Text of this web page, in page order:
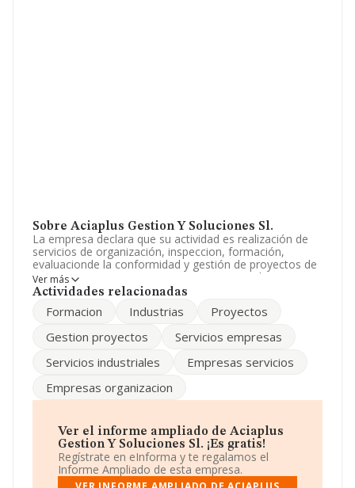
Sobre Aciaplus Gestion Y Soluciones Sl.
La empresa declara que su actividad es realización de
servicios de organización, inspeccion, formación,
evaluacionde la conformidad y gestión de proyectos de
empresas. La empresa aparece inscrita en el Registro
Mercantil como Sociedad Limitada. Clasifica su actividad
tiene actividad en mercados exteriores.
La compañíaAciaplus Gestión y Soluciones S.L
(28005), en el municipio de Madrid, Madrid.
En relación con el sector y disponiendo de los datos de
hasta 72.271 empresas, la facturación en el ámbito
estima que el promedio de la facturación entre todas
las empresas es de 210 mil euros. En cuanto a la
información relativa a la provincia de Madrid, en la base
de datos INFORMA constan 24646 empresas, cuyas
ventas han obtenido los 8.058 millones de euros. Con el
Ver más
Actividades relacionadas
Formacion Industrias
Proyectos
Gestion proyectos
Servicios empresas
Servicios industriales
Empresas servicios
Empresas organizacion
Ver el informe ampliado de Aciaplus
Gestion Y Soluciones Sl. ¡Es gratis!
Regístrate en eInforma y te regalamos el
Informe Ampliado de esta empresa.